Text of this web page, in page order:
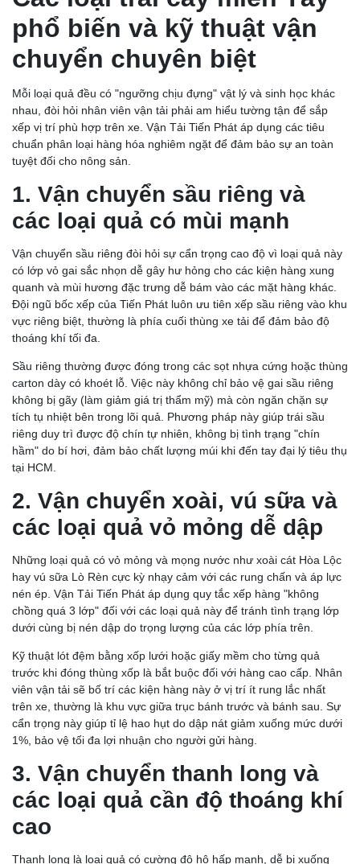
phổ biến và kỹ thuật vận
chuyển chuyên biệt
Mỗi loại quả đều có "ngưỡng chịu đựng" vật lý và sinh học khác
nhau, đòi hỏi nhân viên vận tải phải am hiểu tường tận để sắp
xếp vị trí phù hợp trên xe. Vận Tải Tiến Phát áp dụng các tiêu
chuẩn phân loại hàng hóa nghiêm ngặt để đảm bảo sự an toàn
tuyệt đối cho nông sản.
1. Vận chuyển sầu riêng và
các loại quả có mùi mạnh
Vận chuyển sầu riêng đòi hỏi sự cẩn trọng cao độ vì loại quả này
có lớp vỏ gai sắc nhọn dễ gây hư hỏng cho các kiện hàng xung
quanh và mùi hương đặc trưng dễ bám vào các mặt hàng khác.
Đội ngũ bốc xếp của Tiến Phát luôn ưu tiên xếp sầu riêng vào khu
vực riêng biệt, thường là phía cuối thùng xe tải để đảm bảo độ
thoáng khí tối đa.
Sầu riêng thường được đóng trong các sọt nhựa cứng hoặc thùng
carton dày có khoét lỗ. Việc này không chỉ bảo vệ gai sầu riêng
không bị gãy (làm giảm giá trị thẩm mỹ) mà còn ngăn chặn sự
tích tụ nhiệt bên trong lõi quả. Phương pháp này giúp trái sầu
riêng duy trì được độ chín tự nhiên, không bị tình trạng "chín
hầm" do bí hơi, đảm bảo chất lượng múi khi đến tay đại lý tiêu thụ
tại HCM.
2. Vận chuyển xoài, vú sữa và
các loại quả vỏ mỏng dễ dập
Những loại quả có vỏ mỏng và mọng nước như xoài cát Hòa Lộc
hay vú sữa Lò Rèn cực kỳ nhạy cảm với các rung chấn và áp lực
nén ép. Vận Tải Tiến Phát áp dụng quy tắc xếp hàng "không
chồng quá 3 lớp" đối với các loại quả này để tránh tình trạng lớp
dưới cùng bị nén dập do trọng lượng của các lớp phía trên.
Kỹ thuật lót đệm bằng xốp lưới hoặc giấy mềm cho từng quả
trước khi đóng thùng xốp là bắt buộc đối với hàng cao cấp. Nhân
viên vận tải sẽ bố trí các kiện hàng này ở vị trí ít rung lắc nhất
trên xe, thường là khu vực giữa trục bánh trước và bánh sau. Sự
cẩn trọng này giúp tỉ lệ hao hụt do dập nát giảm xuống mức dưới
1%, bảo vệ tối đa lợi nhuận cho người gửi hàng.
3. Vận chuyển thanh long và
các loại quả cần độ thoáng khí
cao
Thanh long là loại quả có cường độ hô hấp mạnh, dễ bị xuống